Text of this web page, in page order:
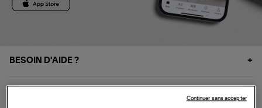
BESOIN D'AIDE ?
Continuer sans accepter